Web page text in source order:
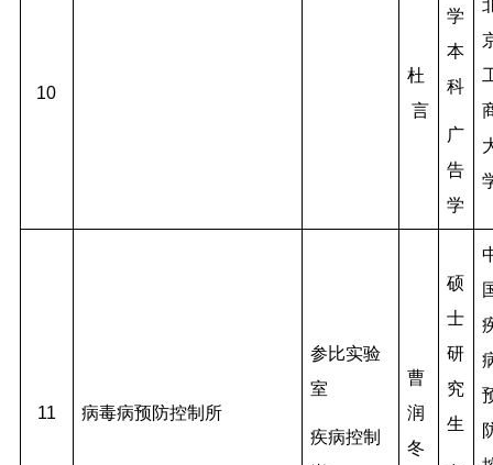
10
杜
言
学
本
科
广
告
学
11 病毒病预防控制所
参比实验
室
疾病控制
曹
润
冬
硕
士
研
究
生